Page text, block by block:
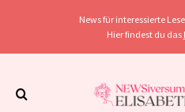
News für interessierte
Hier findest du das